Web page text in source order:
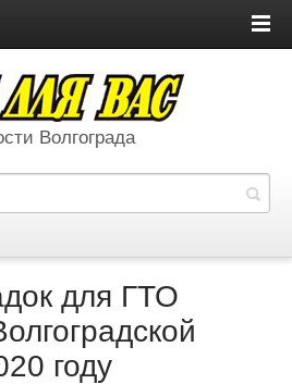
Волгограда
для ГТО
году